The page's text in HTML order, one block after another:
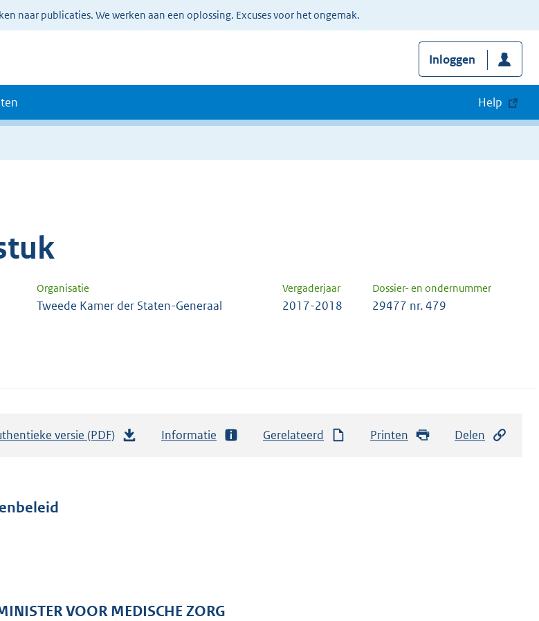
naar publicaties. We werken aan een oplossing. Excuses voor het ongemak.
Inloggen
Help
Organisatie Vergaderjaar Dossier- en ondernummer
Tweede Kamer der Staten-Generaal 2017-2018 29477 nr. 479
versie (PDF)
r
Informatie Gerelateerd Printen Delen
VOOR MEDISCHE ZORG